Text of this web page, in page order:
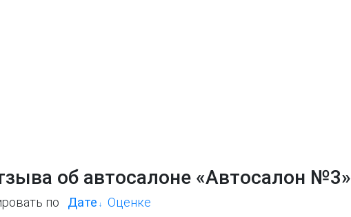
об автосалоне «Автосалон №3»
по Дате Оценке